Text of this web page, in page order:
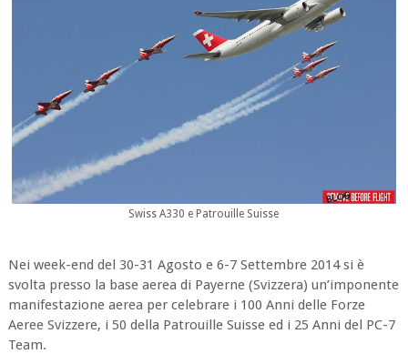
Swiss A330 e Patrouille Suisse
Nei week-end del 30-31 Agosto e 6-7 Settembre 2014 si è
svolta presso la base aerea di Payerne (Svizzera) un’imponente
manifestazione aerea per celebrare i 100 Anni delle Forze
Aeree Svizzere, i 50 della Patrouille Suisse ed i 25 Anni del PC-7
Team.